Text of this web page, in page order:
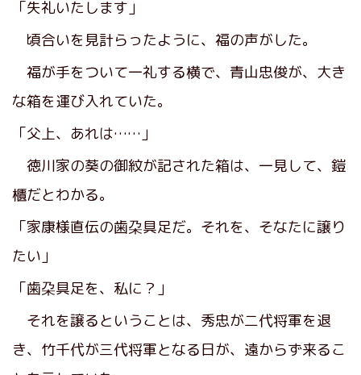
「失礼いたします」
頃合いを見計らったように、福の声がした。
福が手をついて一礼する横で、青山忠俊が、大き
な箱を運び入れていた。
「父上、あれは……」
徳川家の葵の御紋が記された箱は、一見して、鎧
櫃だとわかる。
「家康様直伝の歯朶具足だ。それを、そなたに譲り
たい」
「歯朶具足を、私に？」
それを譲るということは、秀忠が二代将軍を退
き、竹千代が三代将軍となる日が、遠からず来るこ